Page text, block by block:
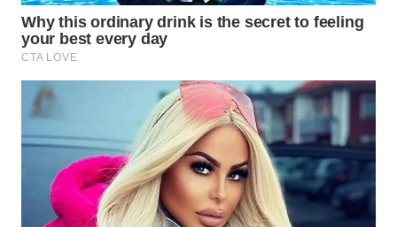
WN
KARO
SIMALUNGUN
WN
LABUHANBATU
WN